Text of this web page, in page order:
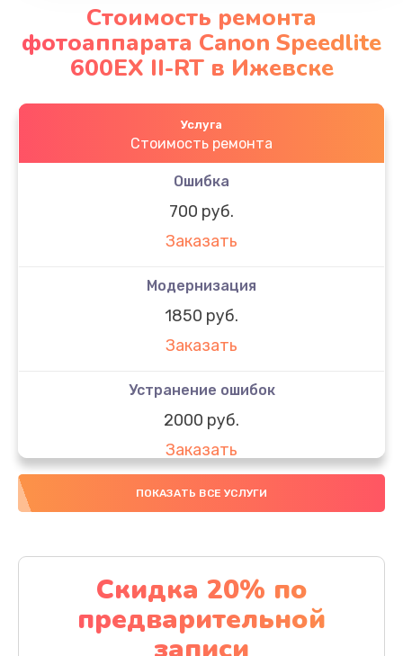
Стоимость ремонта
фотоаппарата Canon Speedlite
600EX II-RT в Ижевске
Услуга
Стоимость ремонта
Ошибка
700 руб.
Заказать
Модернизация
1850 руб.
Заказать
Устранение ошибок
2000 руб.
Заказать
Ремонт после залития
Заказать
Ремонт электроплаты
1320 руб.
ПОКАЗАТЬ ВСЕ УСЛУГИ
Скидка 20% по
предварительной